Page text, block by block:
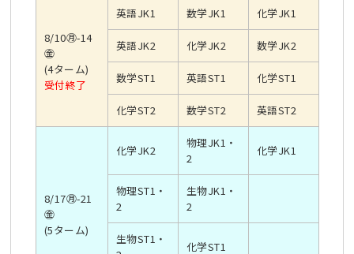
8/10㊊-14
㊎
(4ターム)
受付終了
英語JK1 数学JK1 化学JK1
英語JK2 化学JK2 数学JK2
数学ST1 英語ST1 化学ST1
化学ST2 数学ST2 英語ST2
8/17㊊-21
㊎
(5ターム)
化学JK2
物理JK1・
2
化学JK1
物理ST1・
2
生物JK1・
2
生物ST1・
化学ST1